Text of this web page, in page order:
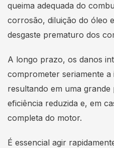
queima adequada do
corrosão, diluição do óleo
desgaste prematuro dos
A longo prazo, os danos
comprometer seriamente a
resultando em uma grande
eficiência reduzida e, em
completa do motor.
É essencial agir